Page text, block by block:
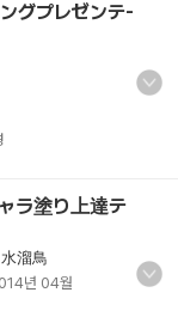
グプレゼンテ-
ラ塗り上達テ
水溜鳥
년 04월